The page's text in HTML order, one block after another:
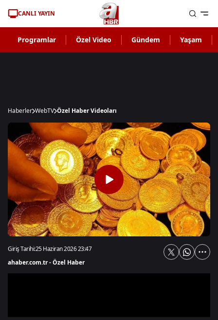
CANLI YAYIN
Programlar Özel Video Gündem Yaşam
Haberler WebTV Özel Haber Videoları
Giriş Tarihi:25 Haziran 2026 23:47
ahaber.com.tr - Özel Haber